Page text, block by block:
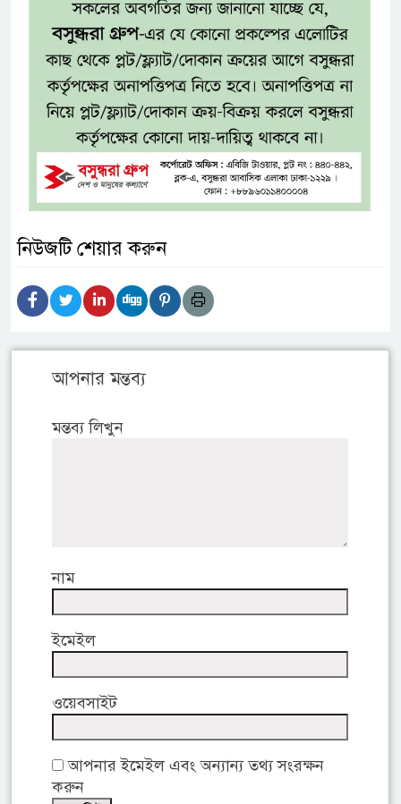
নিউজটি শেয়ার করুন
আপনার মন্তব্য
মন্তব্য লিখুন
নাম
ইমেইল
ওয়েবসাইট
আপনার ইমেইল এবং অন্যান্য তথ্য সংরক্ষন
করুন